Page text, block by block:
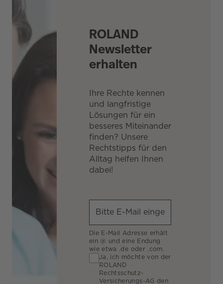
ROLAND
Newsletter
erhalten
Ihre Rechte kennen
und langfristige
Lösungen für ein
besseres Miteinander
finden? Unsere
Rechtstipps für den
Alltag helfen Ihnen
dabei!
Die E-Mail Adresse erhält
ein @ und eine Endung
wie etwa .de oder .com.
Ja, ich möchte von der
ROLAND
Rechtsschutz-
Versicherungs-AG den